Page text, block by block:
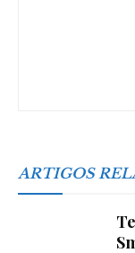
ARTIGOS